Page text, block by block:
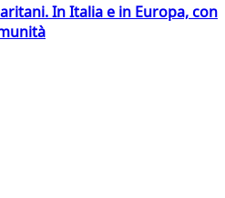
In Italia e in Europa, con